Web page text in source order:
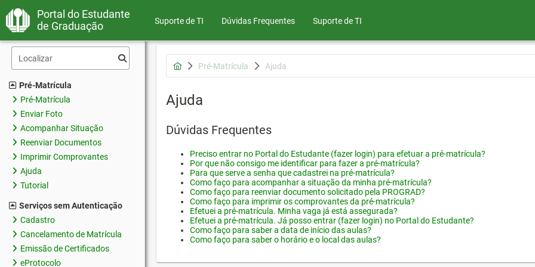
Portal do Estudante
de Graduação
Suporte de TI Dúvidas Frequentes Suporte de TI
Pré-Matrícula
Pré-Matrícula
Enviar Foto
Acompanhar Situação
Reenviar Documentos
Imprimir Comprovantes
Ajuda
Tutorial
Serviços sem Autenticação
Cadastro
Cancelamento de Matrícula
Emissão de Certificados
eProtocolo
Pré-Matrícula Ajuda
Ajuda
Dúvidas Frequentes
Preciso entrar no Portal do Estudante (fazer login) para efetuar a pré-matrícula?
Por que não consigo me identificar para fazer a pré-matrícula?
Para que serve a senha que cadastrei na pré-matrícula?
Como faço para acompanhar a situação da minha pré-matrícula?
Como faço para reenviar documento solicitado pela PROGRAD?
Como faço para imprimir os comprovantes da pré-matrícula?
Efetuei a pré-matrícula. Minha vaga já está assegurada?
Efetuei a pré-matrícula. Já posso entrar (fazer login) no Portal do Estudante?
Como faço para saber a data de início das aulas?
Como faço para saber o horário e o local das aulas?